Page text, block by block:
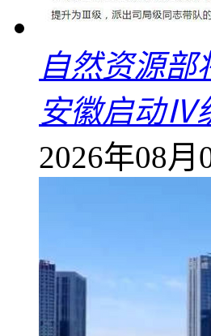
自然资源
安徽启动Ⅳ
2026年08月